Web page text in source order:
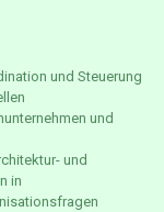
und Steuerung
und
und
in